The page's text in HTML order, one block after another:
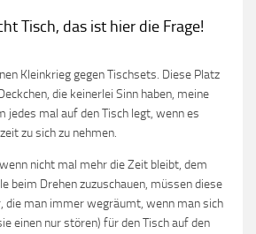
Tisch, das ist hier die Frage!
Kleinkrieg gegen Tischsets. Diese Platz
die keinerlei Sinn haben, meine
jedes mal auf den Tisch legt, wenn es
zu sich zu nehmen.
nicht mal mehr die Zeit bleibt, dem
beim Drehen zuzuschauen, müssen diese
die man immer wegräumt, wenn man sich
einen nur stören) für den Tisch auf den